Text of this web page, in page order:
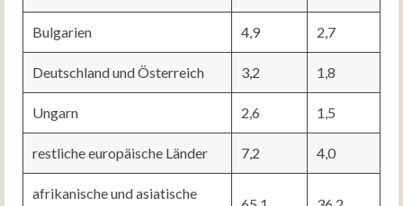
Bulgarien 4,9 2,7
Deutschland und Österreich 3,2 1,8
Ungarn 2,6 1,5
restliche europäische Länder 7,2 4,0
afrikanische und asiatische